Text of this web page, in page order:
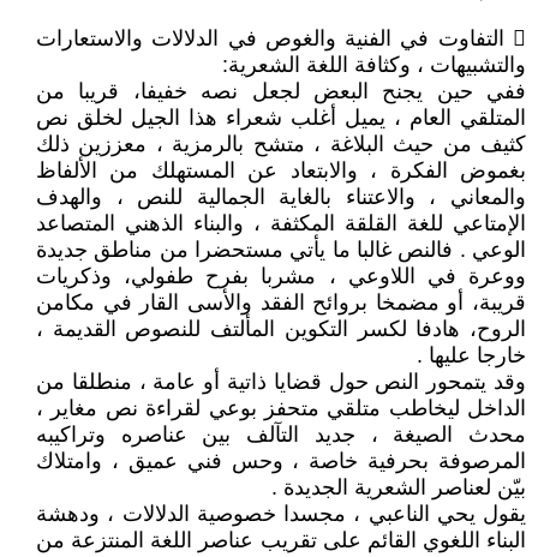
 التفاوت في الفنية والغوص في الدلالات والاستعارات
والتشبيهات ، وكثافة اللغة الشعرية:
ففي حين يجنح البعض لجعل نصه خفيفا، قريبا من
المتلقي العام ، يميل أغلب شعراء هذا الجيل لخلق نص
كثيف من حيث البلاغة ، متشح بالرمزية ، معززين ذلك
بغموض الفكرة ، والابتعاد عن المستهلك من الألفاظ
والمعاني ، والاعتناء بالغاية الجمالية للنص ، والهدف
الإمتاعي للغة القلقة المكثفة ، والبناء الذهني المتصاعد
الوعي . فالنص غالبا ما يأتي مستحضرا من مناطق جديدة
ووعرة في اللاوعي ، مشربا بفرح طفولي، وذكريات
قريبة، أو مضمخا بروائح الفقد والأسى القار في مكامن
الروح، هادفا لكسر التكوين المألتف للنصوص القديمة ،
خارجا عليها .
وقد يتمحور النص حول قضايا ذاتية أو عامة ، منطلقا من
الداخل ليخاطب متلقي متحفز بوعي لقراءة نص مغاير ،
محدث الصيغة ، جديد التآلف بين عناصره وتراكيبه
المرصوفة بحرفية خاصة ، وحس فني عميق ، وامتلاك
بيّن لعناصر الشعرية الجديدة .
يقول يحي الناعبي ، مجسدا خصوصية الدلالات ، ودهشة
البناء اللغوي القائم على تقريب عناصر اللغة المنتزعة من